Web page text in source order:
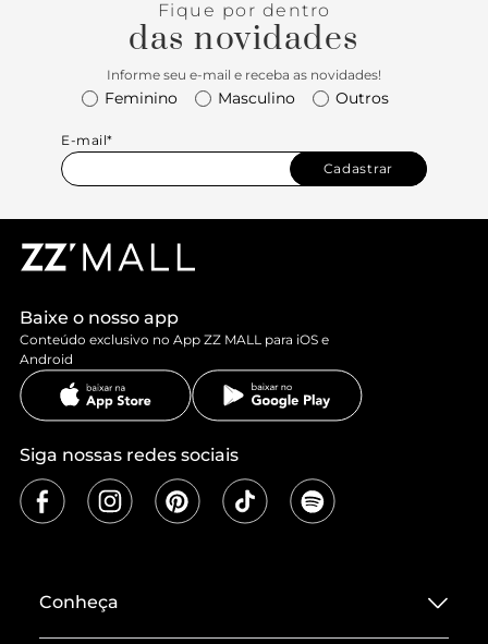
Fique por dentro
das novidades
Informe seu e-mail e receba as novidades!
Feminino Masculino Outros
E-mail*
Cadastrar
Baixe o nosso app
Conteúdo exclusivo no App ZZ MALL para iOS e
Android
Siga nossas redes sociais
Conheça